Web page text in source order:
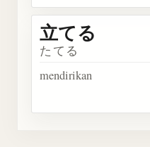
立てる
たてる
mendirikan